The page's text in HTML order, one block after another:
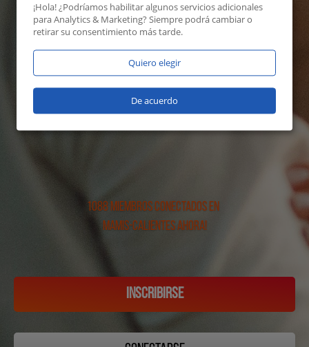
1088 miembros conectados en
Mamis-calientes ahora!
INSCRIBIRSE
¡Hola! ¿Podríamos habilitar algunos servicios adicionales
paraAnalytics & Marketing? Siempre podrá cambiar o
retirar su consentimiento más tarde.
Quiero elegir
De acuerdo